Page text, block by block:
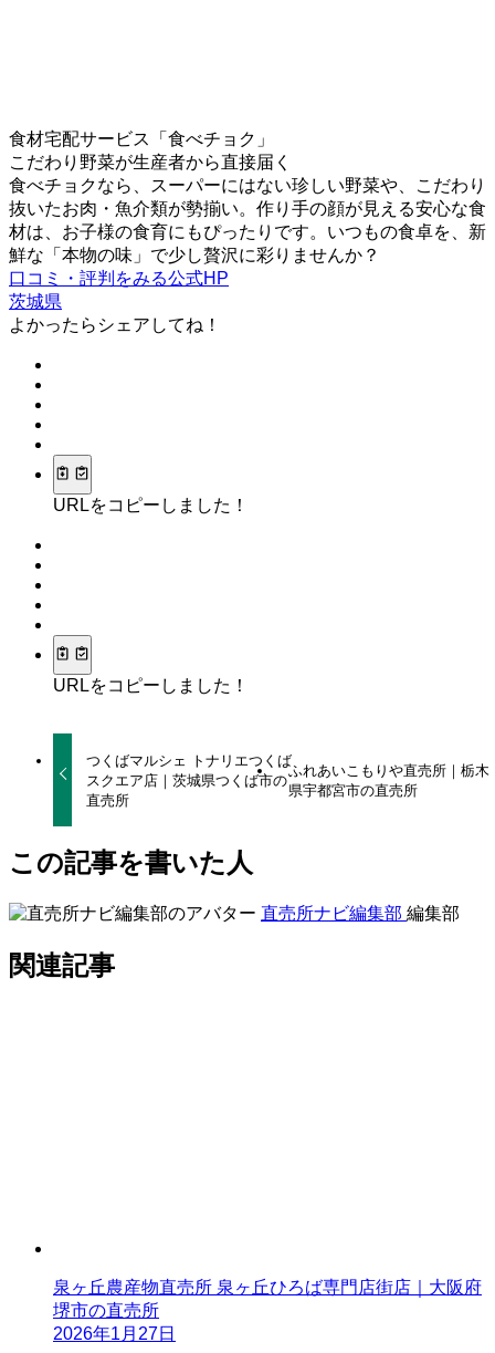
食材宅配サービス「食べチョク」
こだわり野菜が生産者から直接届く
食べチョクなら、スーパーにはない珍しい野菜や、こだわり
抜いたお肉・魚介類が勢揃い。作り手の顔が見える安心な食
材は、お子様の食育にもぴったりです。いつもの食卓を、新
鮮な「本物の味」で少し贅沢に彩りませんか？
口コミ・評判をみる公式HP
茨城県
よかったらシェアしてね！
URLをコピーしました！
URLをコピーしました！
つくばマルシェ トナリエつくば
スクエア店｜茨城県つくば市の
直売所
ふれあいこもりや直売所｜栃木
県宇都宮市の直売所
この記事を書いた人
直売所ナビ編集部 編集部
関連記事
泉ヶ丘農産物直売所 泉ヶ丘ひろば専門店街店｜大阪府
堺市の直売所
2026年1月27日